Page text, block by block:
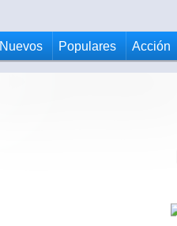
Nuevos Populares Acción